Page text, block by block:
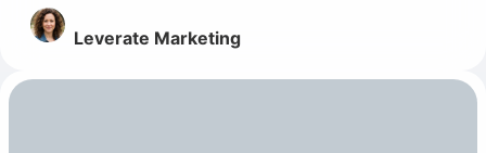
Leverate Marketing